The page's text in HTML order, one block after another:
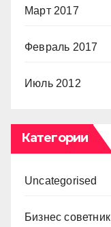
Март 2017
Февраль 2017
Июль 2012
Категории
Uncategorised
Бизнес советник